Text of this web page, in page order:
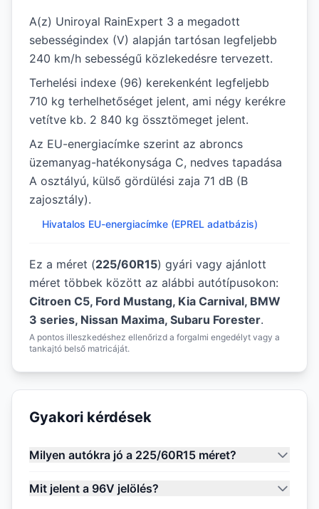
A(z) Uniroyal RainExpert 3 a megadott
sebességindex (V) alapján tartósan legfeljebb
240 km/h sebességű közlekedésre tervezett.
Terhelési indexe (96) kerekenként legfeljebb
710 kg terhelhetőséget jelent, ami négy kerékre
vetítve kb. 2 840 kg össztömeget jelent.
Az EU-energiacímke szerint az abroncs
üzemanyag-hatékonysága C, nedves tapadása
A osztályú, külső gördülési zaja 71 dB (B
zajosztály).
Hivatalos EU-energiacímke (EPREL adatbázis)
Ez a méret (225/60R15) gyári vagy ajánlott
méret többek között az alábbi autótípusokon:
Citroen C5, Ford Mustang, Kia Carnival, BMW
3 series, Nissan Maxima, Subaru Forester.
A pontos illeszkedéshez ellenőrizd a forgalmi engedélyt vagy a
tankajtó belső matricáját.
Gyakori kérdések
Milyen autókra jó a 225/60R15 méret?
Mit jelent a 96V jelölés?